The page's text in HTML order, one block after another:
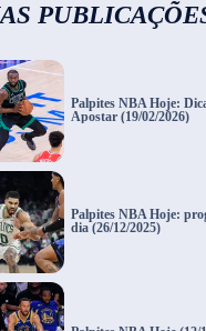
Palpites NBA Hoje:
Apostar (19/02/2026)
Palpites NBA Hoje:
dia (26/12/2025)